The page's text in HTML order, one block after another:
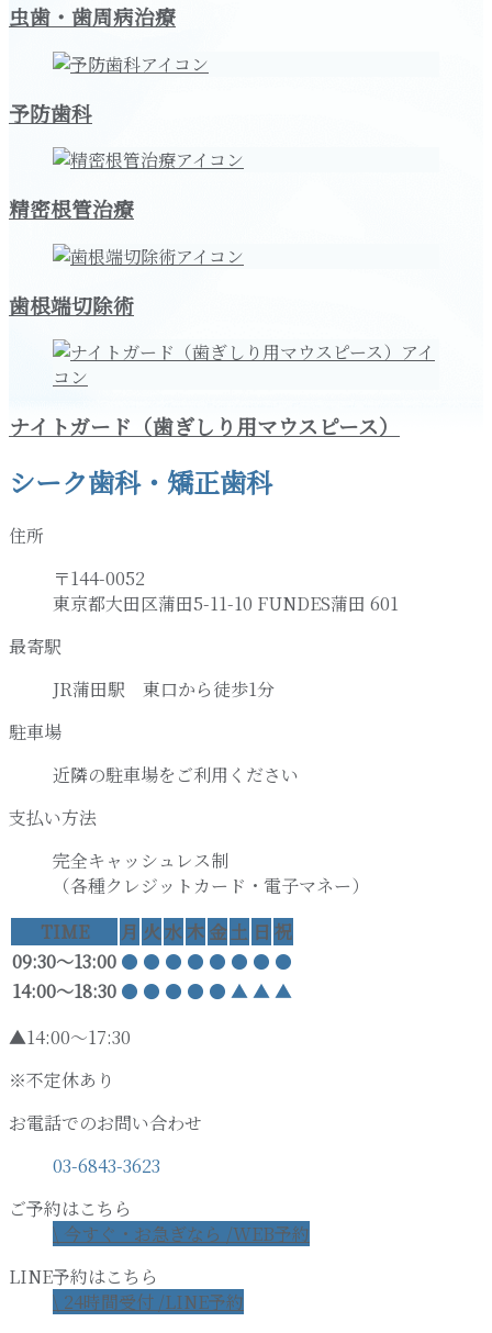
虫歯・歯周病治療
予防歯科
精密根管治療
歯根端切除術
ナイトガード（歯ぎしり用マウスピース）
シーク歯科・矯正歯科
住所
〒144-0052
東京都大田区蒲田5-11-10 FUNDES蒲田 601
最寄駅
JR蒲田駅 東口から徒歩1分
駐車場
近隣の駐車場をご利用ください
支払い方法
完全キャッシュレス制
（各種クレジットカード・電子マネー）
TIME
月 火水 木 金 土 日 祝
09:30〜13:00 ● ● ● ● ● ● ● ●
14:00〜18:30 ● ● ● ● ● ▲▲▲
▲14:00～17:30
※不定休あり
お電話でのお問い合わせ
03-6843-3623
ご予約はこちら
\ 今すぐ・お急ぎなら /WEB予約
LINE予約はこちら
\ 24時間受付 /LINE予約